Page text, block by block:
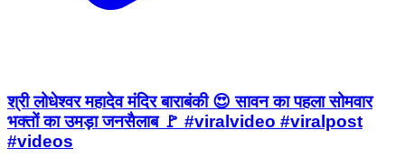
श्री लोधेश्वर महादेव मंदिर बाराबंकी 😍 सावन का पहला सोमवार
भक्तों का उमड़ा जनसैलाब 🚩 #viralvideo #viralpost
#videos